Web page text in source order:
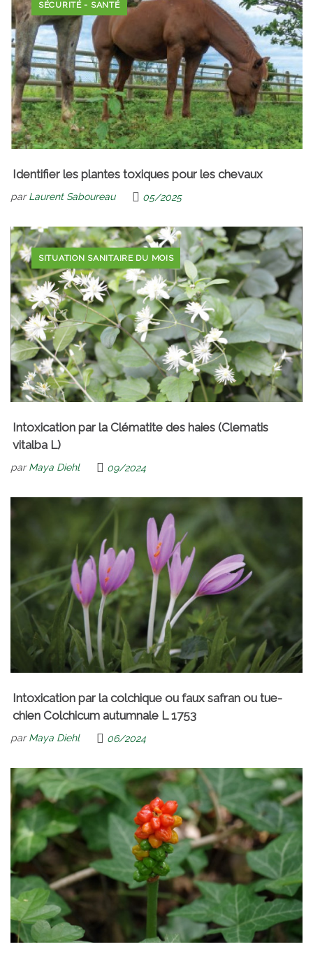
SÉCURITÉ - SANTÉ
Identifier les plantes toxiques pour les chevaux
parLaurent Saboureau 05/2025
SITUATION SANITAIRE DU MOIS
Intoxication par la Clématite des haies (Clematis
vitalba L)
parMaya Diehl 09/2024
Intoxication par la colchique ou faux safran ou tue-
chien Colchicum autumnale L 1753
parMaya Diehl 06/2024